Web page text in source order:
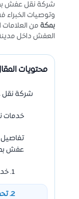
شركة نقل عفش
وتوصيات الخبراء
بمكة من العلامات
العفش داخل
محتويات
شركة
خدمات
عفش
1. خدمات تعبئة العفش ونقله
2. تحميل وتفريغ العفش